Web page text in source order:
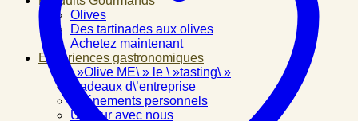
Olives
Des tartinades aux olives
Achetez maintenant
Expériences gastronomiques
\ »Olive ME\ » le \ »tasting\ »
Cadeaux d\’entreprise
Événements personnels
Un jour avec nous